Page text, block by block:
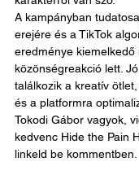
A kampányban
erejére és a TikTok
eredménye
közönségreakció lett.
találkozik a kreatív
és a platformra
Tokodi Gábor vagyok,
kedvenc Hide the Pain
linkeld be kommentben.